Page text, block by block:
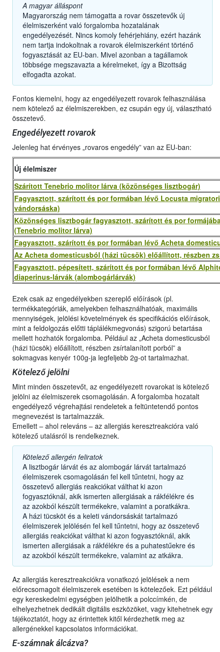
A magyar álláspont
Magyarország nem támogatta a rovar összetevők új
élelmiszerként való forgalomba hozatalának
engedélyezését. Nincs komoly fehérjehiány, ezért hazánk
nem tartja indokoltnak a rovarok élelmiszerként történő
fogyasztását az EU-ban. Mivel azonban a tagállamok
többsége megszavazta a kérelmeket, így a Bizottság
elfogadta azokat.
Fontos kiemelni, hogy az engedélyezett rovarok felhasználása
nem kötelező az élelmiszerekben, ez csupán egy új, választható
összetevő.
Engedélyezett rovarok
Jelenleg hat érvényes „rovaros engedély” van az EU-ban:
Új élelmiszer
Szárított Tenebrio molitor lárva (közönséges lisztbogár)
Fagyasztott, szárított és por formában lévő Locusta
vándorsáska)
Közönséges lisztbogár fagyasztott, szárított és por
(Tenebrio molitor lárva)
Fagyasztott, szárított és por formában lévő Acheta
Az Acheta domesticusból (házi tücsök) előállított, részben
Fagyasztott, pépesített, szárított és por formában lévő
diaperinus-lárvák (alombogárlárvák)
Ezek csak az engedélyekben szereplő előírások (pl.
termékkategóriák, amelyekben felhasználhatóak, maximális
mennyiségek, jelölési követelmények és specifikációs előírások,
mint a feldolgozás előtti táplálékmegvonás) szigorú betartása
mellett hozhatók forgalomba. Például az „Acheta domesticusból
(házi tücsök) előállított, részben zsírtalanított porból” a
sokmagvas kenyér 100g-ja legfeljebb 2g-ot tartalmazhat.
Kötelező jelölni
Mint minden összetevőt, az engedélyezett rovarokat is kötelező
jelölni az élelmiszerek csomagolásán. A forgalomba hozatalt
engedélyező végrehajtási rendeletek a feltüntetendő pontos
megnevezést is tartalmazzák.
Emellett – ahol releváns – az allergiás keresztreakcióra való
kötelező utalásról is rendelkeznek.
Kötelező allergén feliratok
A lisztbogár lárvát és az alombogár lárvát tartalmazó
élelmiszerek csomagolásán fel kell tűntetni, hogy az
összetevő allergiás reakciókat válthat ki azon
fogyasztóknál, akik ismerten allergiásak a rákfélékre és
az azokból készült termékekre, valamint a poratkákra.
A házi tücsköt és a keleti vándorsáskát tartalmazó
élelmiszerek jelölésén fel kell tűntetni, hogy az összetevő
allergiás reakciókat válthat ki azon fogyasztóknál, akik
ismerten allergiásak a rákfélékre és a puhatestűekre és
az azokból készült termékekre, valamint az atkákra.
Az allergiás keresztreakciókra vonatkozó jelölések a nem
előrecsomagolt élelmiszerek esetében is kötelezőek. Ezt például
egy kereskedelmi egységben jelölhetik a polccímkén, de
elhelyezhetnek dedikált digitális eszközöket, vagy kitehetnek egy
tájékoztatót, hogy az érintettek kitől kérdezhetik meg az
allergénekkel kapcsolatos információkat.
E-számnak álcázva?